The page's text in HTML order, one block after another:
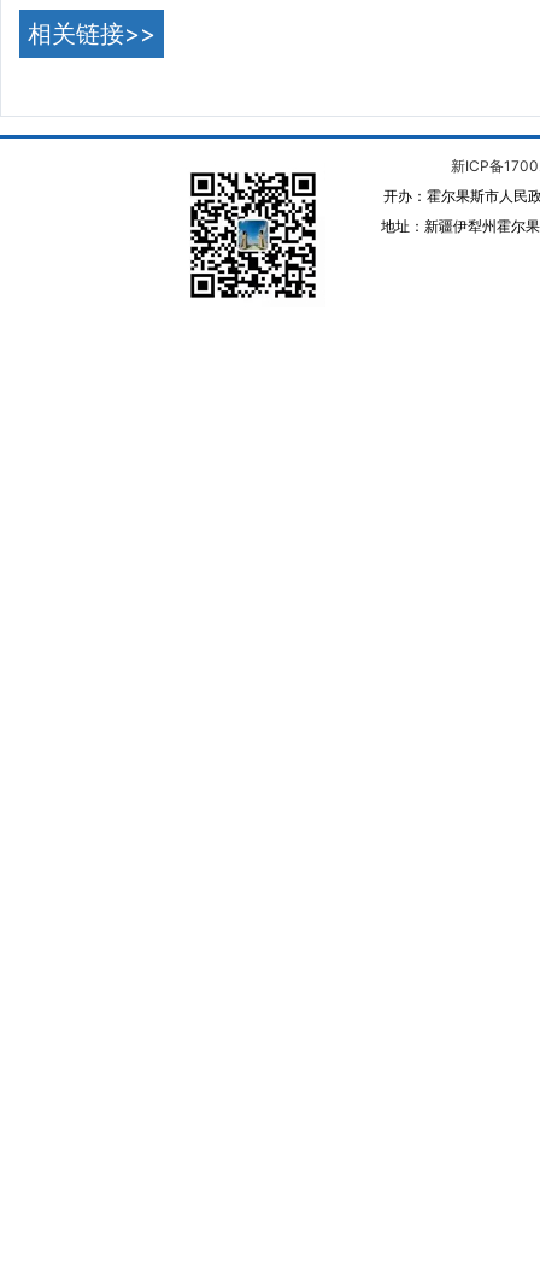
相关链接>>
新ICP备
开办：霍尔果斯市人民
地址：新疆伊犁州霍